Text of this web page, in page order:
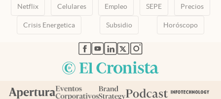
Netflix Celulares Empleo SEPE Precios
Crisis Energetica Subsidio Horóscopo
abre en nueva pestaña
abre en nueva pestaña
abre en nueva pestaña
abre en nueva pestaña
abre en nueva pestaña